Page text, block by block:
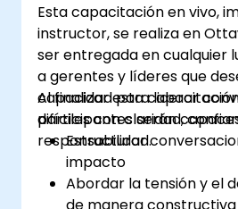
Esta capacitación en vivo,
instructor, se realiza en
ser entregada en cualquier
a gerentes y líderes que
capacidad para liderar
difíciles con claridad,
responsabilidad.
Al finalizar esta
participantes serán
Estructurar
impacto
Abordar la tensión y el
de manera constructiva